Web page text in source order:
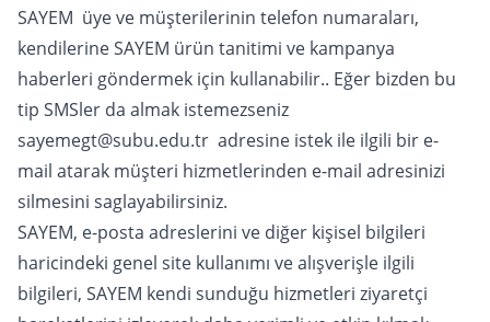
SAYEM üye ve müşterilerinin telefon numaraları,
kendilerine SAYEM ürün tanitimi ve kampanya
haberleri göndermek için kullanabilir.. Eğer bizden bu
tip SMSler da almak istemezseniz
sayemegt@subu.edu.tr adresine istek ile ilgili bir e-
mail atarak müşteri hizmetlerinden e-mail adresinizi
silmesini saglayabilirsiniz.
SAYEM, e-posta adreslerini ve diğer kişisel bilgileri
haricindeki genel site kullanımı ve alışverişle ilgili
bilgileri, SAYEM kendi sunduğu hizmetleri ziyaretçi